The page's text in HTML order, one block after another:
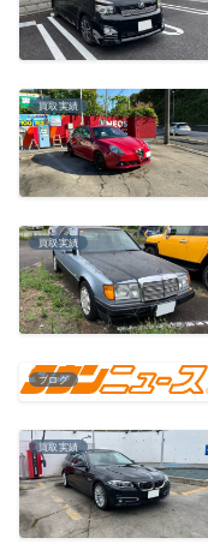
買取実績
買取実績
ブログ
買取実績